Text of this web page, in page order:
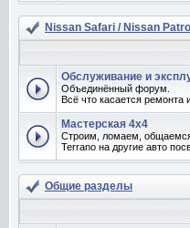
Nissan Safari / Nissan
Обслуживание и
Объединённый форум.
Всё что касается ремонта
Мастерская 4x4
Строим, ломаем,
Terrano на другие авто
Общие разделы